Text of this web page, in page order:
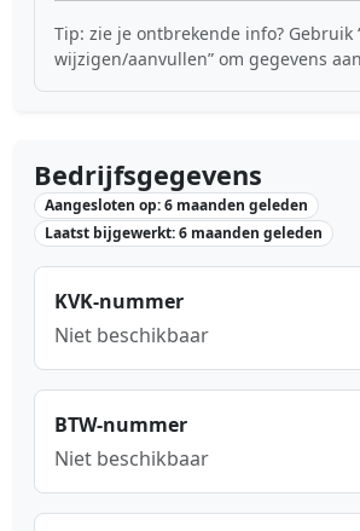
Tip: zie je ontbrekende info? Gebruik
wijzigen/aanvullen” om gegevens
Bedrijfsgegevens
Aangesloten op: 6 maanden geleden
Laatst bijgewerkt: 6 maanden geleden
KVK-nummer
Niet beschikbaar
BTW-nummer
Niet beschikbaar